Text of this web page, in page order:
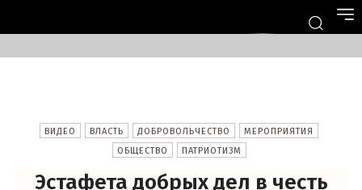
ВИДЕО ВЛАСТЬ ДОБРОВОЛЬЧЕСТВО
МЕРОПРИЯТИЯ
ОБЩЕСТВО
ПАТРИОТИЗМ
Эстафета добрых дел в честь